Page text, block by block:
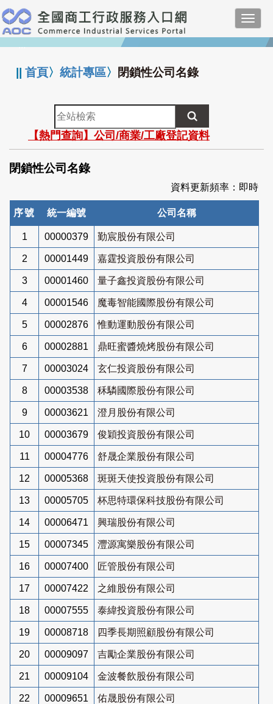
跳
到
主
要
:::
||首頁〉統計專區〉 閉鎖性公司名錄
全
站
檢
索
【熱門查詢】公司/商業/工廠登記資料
閉鎖性公司名錄
資料更新頻率：即時
序號 統一編號 公司名稱
1 00000379 勤宸股份有限公司
2 00001449 嘉霆投資股份有限公司
3 00001460 量子鑫投資股份有限公司
4 00001546 魔毒智能國際股份有限公司
5 00002876 惟動運動股份有限公司
6 00002881 鼎旺蜜醬燒烤股份有限公司
7 00003024 玄仁投資股份有限公司
8 00003538 秝驎國際股份有限公司
9 00003621 澄月股份有限公司
10 00003679 俊穎投資股份有限公司
11 00004776 舒晟企業股份有限公司
12 00005368 斑斑天使投資股份有限公司
13 00005705 杯思特環保科技股份有限公司
14 00006471 興瑞股份有限公司
15 00007345 灃源寓樂股份有限公司
16 00007400 匠管股份有限公司
17 00007422 之維股份有限公司
18 00007555 泰緯投資股份有限公司
19 00008718 四季長期照顧股份有限公司
20 00009097 吉勵企業股份有限公司
21 00009104 金波餐飲股份有限公司
22 00009651 佑晟股份有限公司